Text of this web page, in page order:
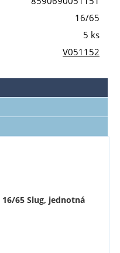
16/65
5 ks
V051152
65 Slug, jednotná